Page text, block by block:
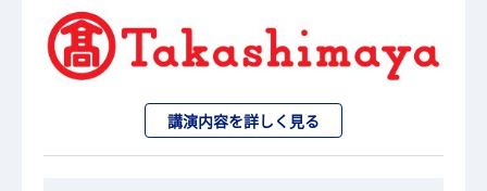
講演内容を詳しく見る